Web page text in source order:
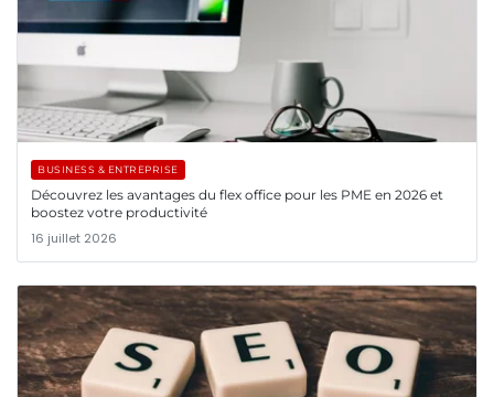
BUSINESS & ENTREPRISE
Découvrez les avantages du flex office pour les PME en 2026 et
boostez votre productivité
16 juillet 2026